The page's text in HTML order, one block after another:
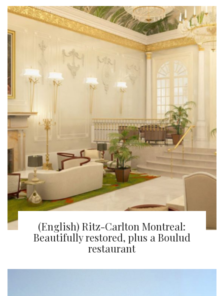
(English) Ritz-Carlton Montreal:
Beautifully restored, plus a Boulud
restaurant